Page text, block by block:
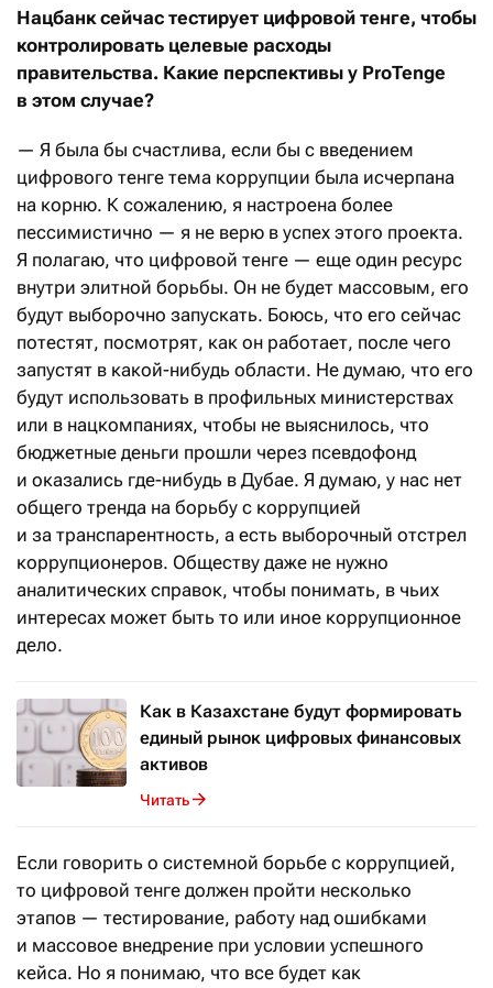
Нацбанк сейчас тестирует цифровой тенге, чтобы
контролировать целевые расходы
правительства. Какие перспективы у ProTenge
в этом случае?
— Я была бы счастлива, если бы с введением
цифрового тенге тема коррупции была исчерпана
на корню. К сожалению, я настроена более
пессимистично — я не верю в успех этого проекта.
Я полагаю, что цифровой тенге — еще один ресурс
внутри элитной борьбы. Он не будет массовым, его
будут выборочно запускать. Боюсь, что его сейчас
потестят, посмотрят, как он работает, после чего
запустят в какой-нибудь области. Не думаю, что его
будут использовать в профильных министерствах
или в нацкомпаниях, чтобы не выяснилось, что
бюджетные деньги прошли через псевдофонд
и оказались где-нибудь в Дубае. Я думаю, у нас нет
общего тренда на борьбу с коррупцией
и за транспарентность, а есть выборочный отстрел
коррупционеров. Обществу даже не нужно
аналитических справок, чтобы понимать, в чьих
интересах может быть то или иное коррупционное
дело.
Как в Казахстане будут формировать
единый рынок цифровых финансовых
активов
Читать
Если говорить о системной борьбе с коррупцией,
то цифровой тенге должен пройти несколько
этапов — тестирование, работу над ошибками
и массовое внедрение при условии успешного
кейса. Но я понимаю, что все будет как